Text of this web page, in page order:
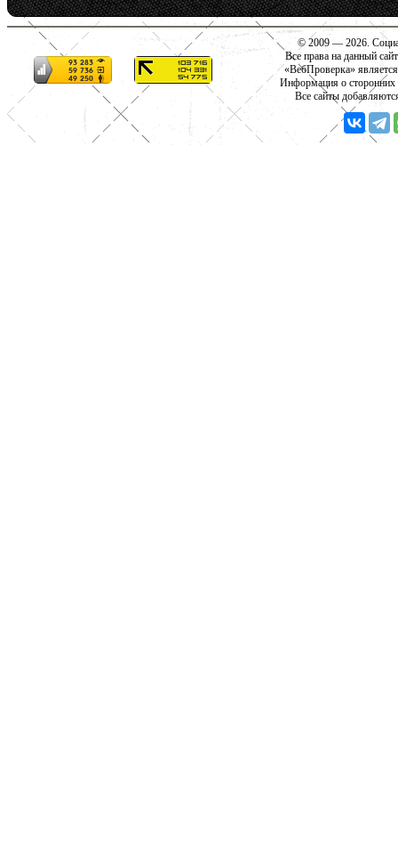
© 2009 — 2026.
Все права на данный
«ВебПроверка»
Информация о сторонних
Все сайты